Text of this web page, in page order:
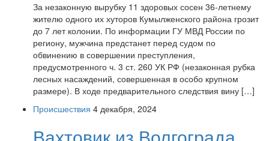
За незаконную вырубку 11 здоровых сосен 36-летнему
жителю одного их хуторов Кумылженского района грозит
до 7 лет колонии. По информации ГУ МВД России по
региону, мужчина предстанет перед судом по
обвинению в совершении преступления,
предусмотренного ч. 3 ст. 260 УК РФ (незаконная рубка
лесных насаждений, совершенная в особо крупном
размере). В ходе предварительного следствия вину […]
Происшествия 4 декабря, 2024